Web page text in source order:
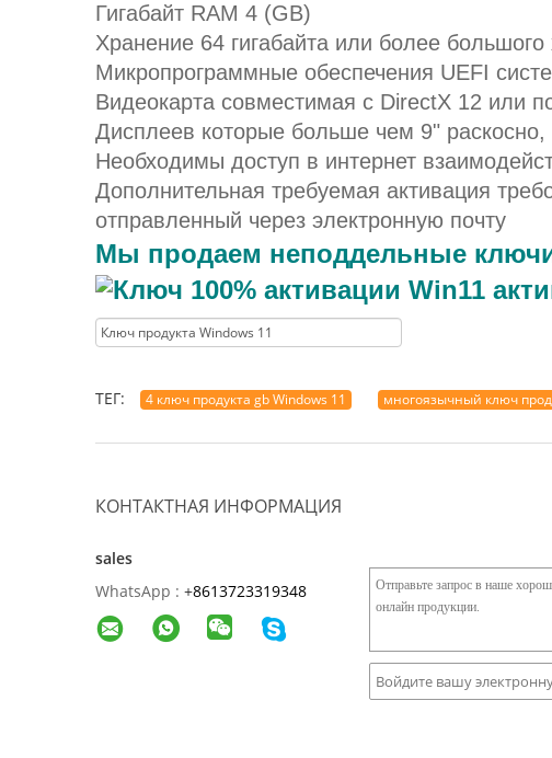
Гигабайт RAM 4 (GB)
Хранение 64 гигабайта или более большого
Микропрограммные обеспечения UEFI
Видеокарта совместимая с DirectX 12 или
Дисплеев которые больше чем 9"
Необходимы доступ в интернет
Дополнительная требуемая активация
отправленный через электронную почту
Мы продаем неподдельные ключи
Ключ продукта Windows 11
ТЕГ: 4 ключ продукта gb Windows 11 многоязычный ключ
КОНТАКТНАЯ ИНФОРМАЦИЯ
sales
WhatsApp : +8613723319348